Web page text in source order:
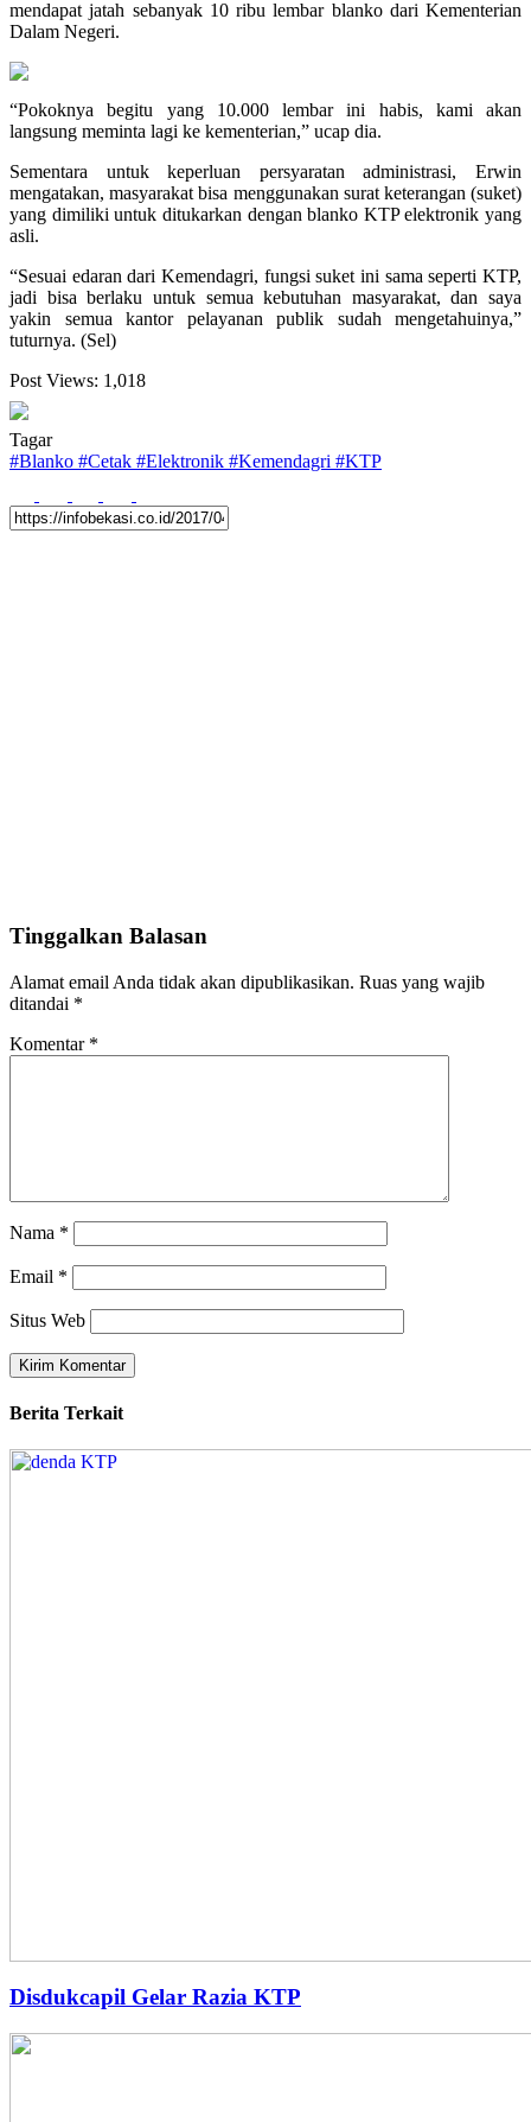
mendapat jatah sebanyak 10 ribu lembar blanko dari Kementerian
Dalam Negeri.
“Pokoknya begitu yang 10.000 lembar ini habis, kami akan
langsung meminta lagi ke kementerian,” ucap dia.
Sementara untuk keperluan persyaratan administrasi, Erwin
mengatakan, masyarakat bisa menggunakan surat keterangan (suket)
yang dimiliki untuk ditukarkan dengan blanko KTP elektronik yang
asli.
“Sesuai edaran dari Kemendagri, fungsi suket ini sama seperti KTP,
jadi bisa berlaku untuk semua kebutuhan masyarakat, dan saya
yakin semua kantor pelayanan publik sudah mengetahuinya,”
tuturnya. (Sel)
Post Views: 1,018
Tagar
#Blanko #Cetak #Elektronik #Kemendagri #KTP
Tinggalkan Balasan
Alamat email Anda tidak akan dipublikasikan. Ruas yang wajib
ditandai *
Komentar *
Nama *
Email *
Situs Web
Berita Terkait
Disdukcapil Gelar Razia KTP